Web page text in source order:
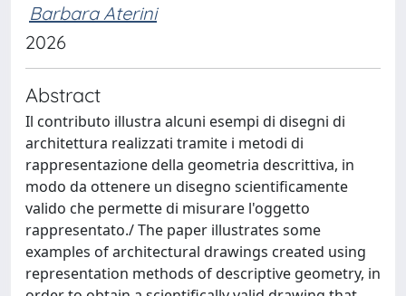
Barbara Aterini
2026
Abstract
Il contributo illustra alcuni esempi di disegni di
architettura realizzati tramite i metodi di
rappresentazione della geometria descrittiva, in
modo da ottenere un disegno scientificamente
valido che permette di misurare l'oggetto
rappresentato./ The paper illustrates some
examples of architectural drawings created using
representation methods of descriptive geometry, in